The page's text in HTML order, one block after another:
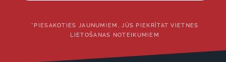
*PIESAKOTIES JAUNUMIEM, JŪS PIEKRĪTAT VIETNES
LIETOŠANAS NOTEIKUMIEM